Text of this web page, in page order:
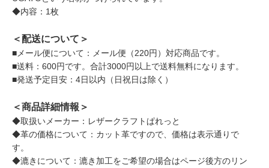
◆内容：1枚
＜配送について＞
■メール便について：メール便（220円）対応商品です。
■送料：600円です。合計3000円以上で送料無料になります。
■発送予定目安：4日以内（日祝日は除く）
＜商品詳細情報＞
◆取扱いメーカー：レザークラフトぱれっと
◆革の価格について：カット革ですので、価格は表示通りで
す。
◆漉きについて：漉き加工をご希望の場合はページ後方のリン